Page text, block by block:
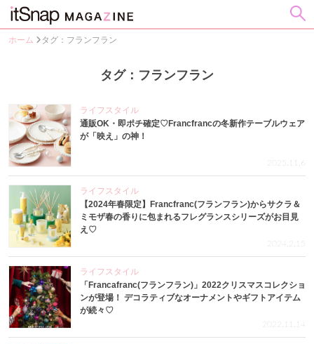
ホーム タグ：フランフラン
タグ：フランフラン
ライフスタイル
通販OK・即ポチ確定♡Francfrancの冬新作テーブルウェア
が「映え」の神！
2025.11.6
ライフスタイル
【2024年春限定】Francfranc(フランフラン)からサクラ＆
ミモザ春の香りに包まれるフレグランスシリーズがお目見
え♡
2024.2.15
ライフスタイル
「Francafranc(フランフラン)」2022クリスマスコレクショ
ンが登場！ デコラティブなオーナメントやギフトアイテム
が続々♡
2022.11.14